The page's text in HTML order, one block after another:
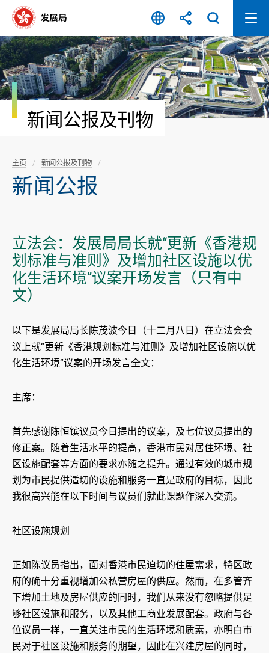
容
开
始
新闻公报及刊物
主页 新闻公报及刊物
新闻公报
立法会：发展局局长就“更新《香港规
划标准与准则》及增加社区设施以优
化生活环境”议案开场发言（只有中
文）
以下是发展局局长陈茂波今日（十二月八日）在立法会会
议上就“更新《香港规划标准与准则》及增加社区设施以优
化生活环境”议案的开场发言全文：
主席：
首先感谢陈恒镔议员今日提出的议案，及七位议员提出的
修正案。随着生活水平的提高，香港市民对居住环境、社
区设施配套等方面的要求亦随之提升。通过有效的城市规
划为市民提供适切的设施和服务一直是政府的目标，因此
我很高兴能在以下时间与议员们就此课题作深入交流。
社区设施规划
正如陈议员指出，面对香港市民迫切的住屋需求，特区政
府的确十分重视增加公私营房屋的供应。然而，在多管齐
下增加土地及房屋供应的同时，我们从来没有忽略提供足
够社区设施和服务，以及其他工商业发展配套。政府与各
位议员一样，一直关注市民的生活环境和质素，亦明白市
民对于社区设施和服务的期望，因此在兴建房屋的同时，